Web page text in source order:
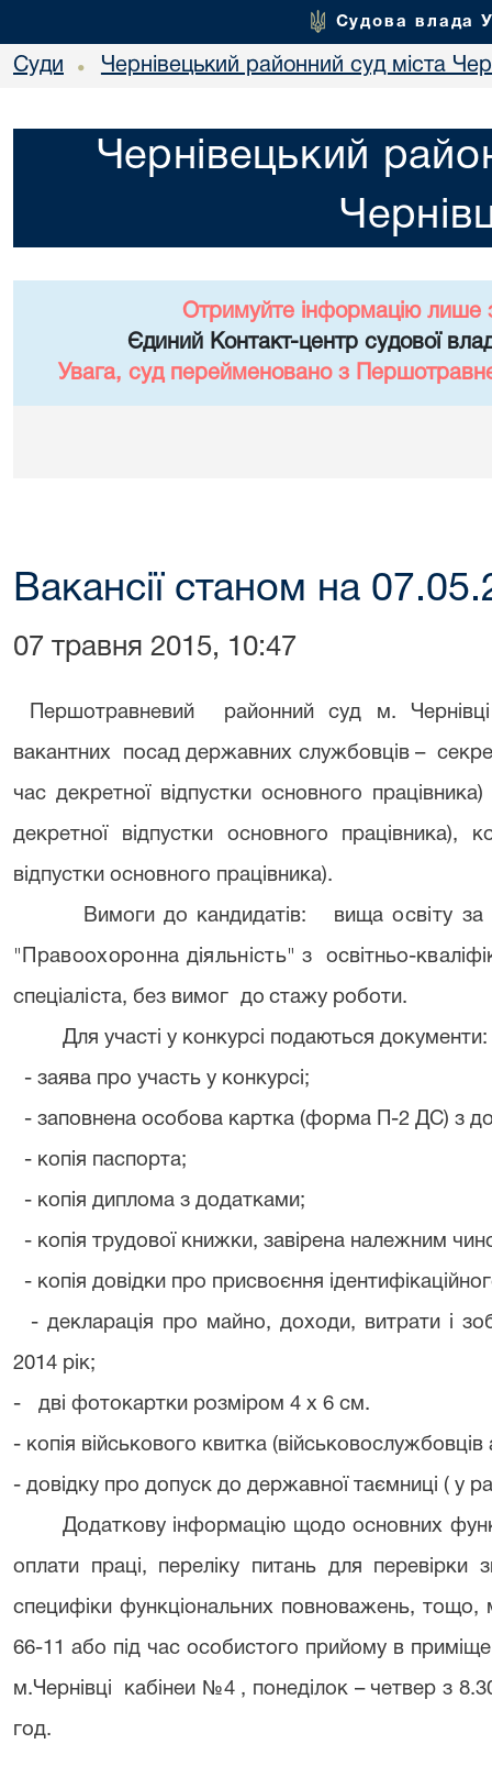
Судова влада
Суди • Чернівецький районний суд міста
Чернівецький
Отримуйте інформацію лише
Єдиний Контакт-центр судової
Увага, суд перейменовано з
Вакансії станом на
07 травня 2015, 10:47
Першотравневий районний суд м.
вакантних посад державних службовців –
час декретної відпустки основного
декретної відпустки основного працівника),
відпустки основного працівника).
Вимоги до кандидатів: вищаосвіту
"Правоохоронна діяльність" з освітньо-
спеціаліста, без вимог до стажу роботи.
Для участі у конкурсі подаються документи:
- заява про участь у конкурсі;
- заповнена особова картка (форма П-2 ДС) з
- копія паспорта;
- копія диплома з додатками;
- копія трудової книжки, завірена належним
- копія довідки про присвоєння
- декларація про майно, доходи, витрати і
2014 рік;
- дві фотокартки розміром 4 х 6 см.
- копія військового квитка
- довідку про допуск до державної таємниці ( у
Додаткову інформацію щодо основних
оплати праці, переліку питань для перевірки
специфіки функціональних повноважень,
66-11 або під час особистого прийому в
м.Чернівці кабінеи №4 , понеділок – четвер з
год.